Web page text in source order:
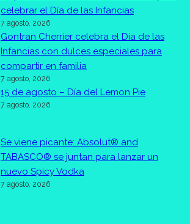
celebrar el Día de las Infancias
7 agosto, 2026
Gontran Cherrier celebra el Día de las
Infancias con dulces especiales para
compartir en familia
7 agosto, 2026
15 de agosto – Día del Lemon Pie
7 agosto, 2026
Se viene picante: Absolut® and
TABASCO® se juntan para lanzar un
nuevo Spicy Vodka
7 agosto, 2026